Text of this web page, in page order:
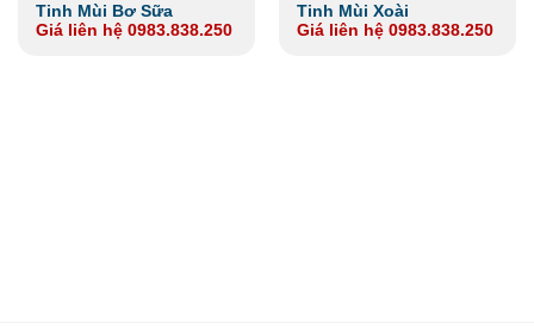
Tinh Mùi Bơ Sữa
Giá liên hệ 0983.838.250
Tinh Mùi Xoài
Giá liên hệ 0983.838.250